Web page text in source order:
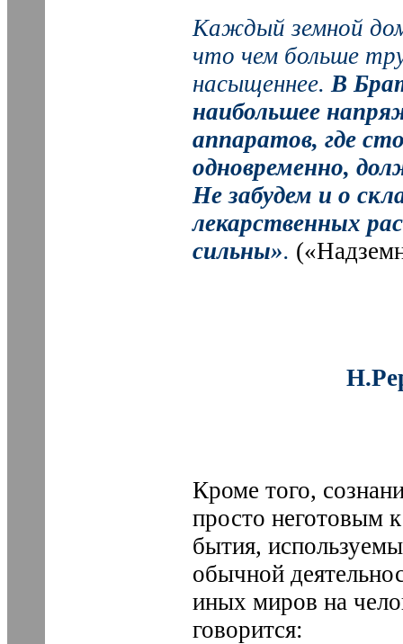
Каждый земной
что чем больше
насыщеннее. В
наибольшее
аппаратов, где
одновременно,
Не забудем и о
лекарственных
сильны».
Кроме того,
просто неготовым
бытия,
обычной
иных миров на
говорится: